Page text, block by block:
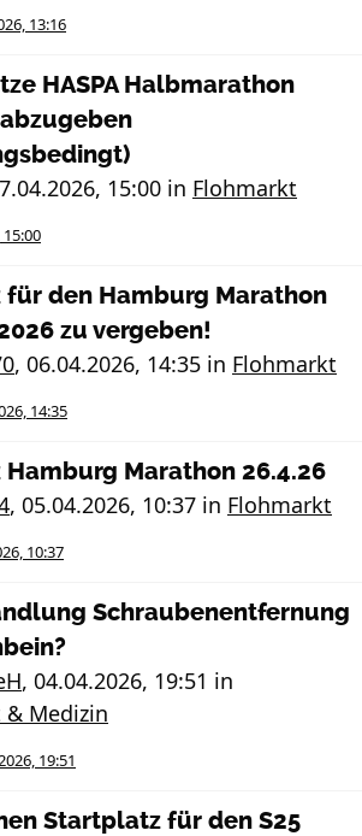
13:16
HASPA Halbmarathon
15:00 in Flohmarkt
den Hamburg Marathon
zu vergeben!
, 06.04.2026, 14:35 in Flohmarkt
14:35
Marathon 26.4.26
, 05.04.2026, 10:37 in Flohmarkt
10:37
Schraubenentfernung
, 04.04.2026, 19:51 in
& Medizin
19:51
Startplatz für den S25